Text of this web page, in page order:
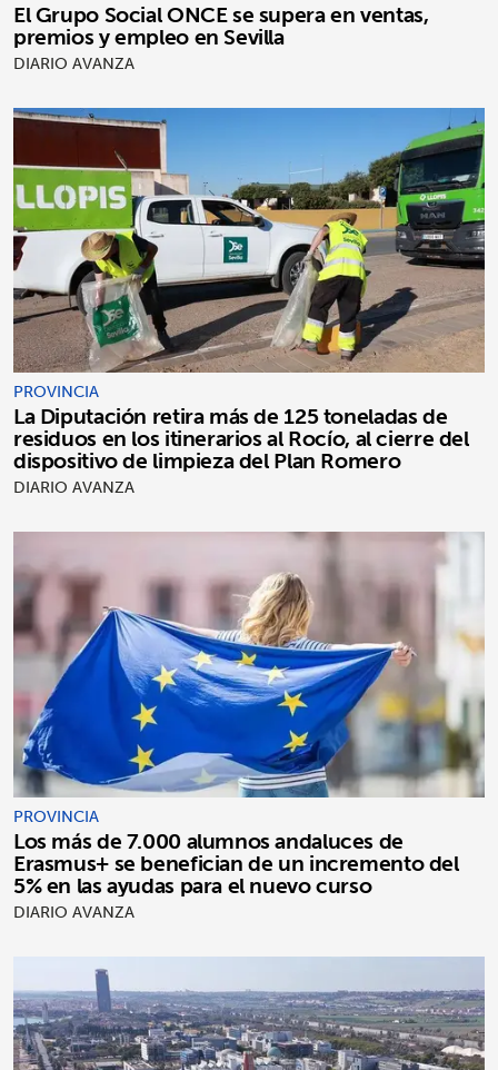
El Grupo Social ONCE se supera en ventas,
premios y empleo en Sevilla
DIARIO AVANZA
PROVINCIA
La Diputación retira más de 125 toneladas de
residuos en los itinerarios al Rocío, al cierre del
dispositivo de limpieza del Plan Romero
DIARIO AVANZA
PROVINCIA
Los más de 7.000 alumnos andaluces de
Erasmus+ se benefician de un incremento del
5% en las ayudas para el nuevo curso
DIARIO AVANZA